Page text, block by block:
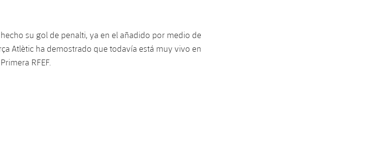
su gol de penalti, ya en el añadido por medio de
Atlètic ha demostrado que todavía está muy vivo en
RFEF.